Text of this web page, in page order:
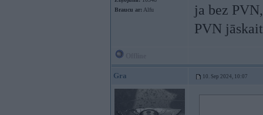
Braucu ar: Alfu
ja bez
PVN
Gra 10. Sep 2024, 10:07